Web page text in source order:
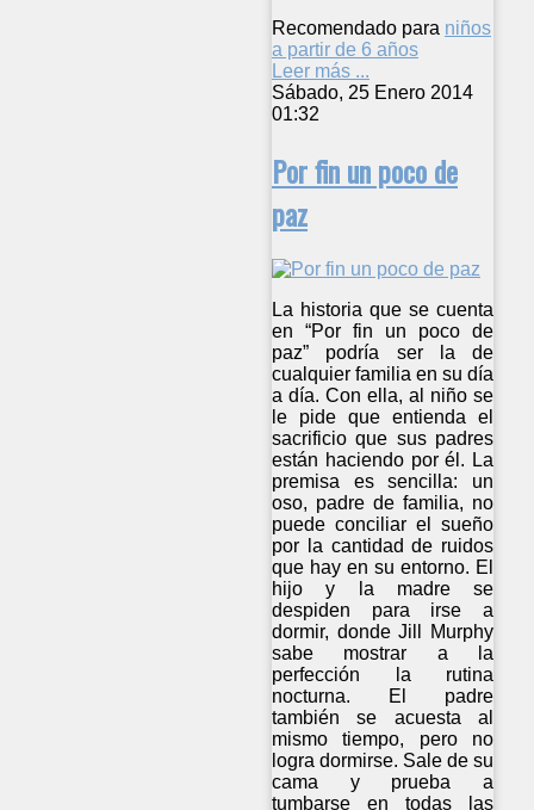
Recomendado para niños
a partir de 6 años
Leer más ...
Sábado, 25 Enero 2014
01:32
Por fin un poco de
paz
La historia que se cuenta
en “Por fin un poco de
paz” podría ser la de
cualquier familia en su día
a día. Con ella, al niño se
le pide que entienda el
sacrificio que sus padres
están haciendo por él. La
premisa es sencilla: un
oso, padre de familia, no
puede conciliar el sueño
por la cantidad de ruidos
que hay en su entorno. El
hijo y la madre se
despiden para irse a
dormir, donde Jill Murphy
sabe mostrar a la
perfección la rutina
nocturna. El padre
también se acuesta al
mismo tiempo, pero no
logra dormirse. Sale de su
cama y prueba a
tumbarse en todas las